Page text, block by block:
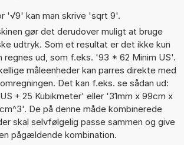
'√9' kan man skrive 'sqrt 9'.
gør det derudover muligt at bruge
udtryk. Som et resultat er det ikke kun
regnes ud, som f.eks. '93 * 62 Minim US'.
måleenheder kan parres direkte med
Det kan f.eks. se sådan ud:
+ 25 Kubikmeter' eller '31mm x 99cm x
De på denne måde kombinerede
skal selvfølgelig passe sammen og give
pågældende kombination.